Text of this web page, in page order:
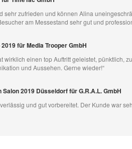
sehr zufrieden und können Alina
am Messestand sehr gut und
für Media Trooper GmbH
wirklich einen top Auftritt geleistet, pünktlich,
und Aussehen. Gerne wieder!“
Salon 2019 Düsseldorf für G.R.A.L. GmbH
und gut vorbereitet. Der Kunde war